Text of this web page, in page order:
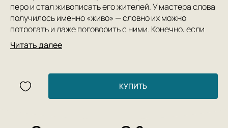
перо и стал живописать его жителей. У мастера слова
получилось именно «живо» — словно их можно
потрогать и даже поговорить с ними. Конечно, если
вас не испугают их странности (убежавший нос,
например...). Еще вчера вы не обратили бы на на этих
забудете. И обязательно узнаете их, когда
повстречаете...
Читать далее
КУПИТЬ